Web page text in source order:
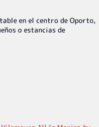
en el centro de Oporto,
o estancias de